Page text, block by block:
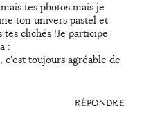
tes photos mais je
ton univers pastel et
clichés !Je participe
:
, c'est toujours agréable de
RÉPONDRE